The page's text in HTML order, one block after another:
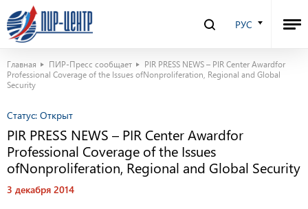
РУС
Главная ПИР-Пресс сообщает
PIR PRESS NEWS – PIR Center Awardfor
Professional Coverage of the Issues ofNonproliferation, Regional and Global
Security
Статус: Открыт
PIR PRESS NEWS – PIR Center Awardfor
Professional Coverage of the Issues
ofNonproliferation, Regional and Global Security
3 декабря 2014